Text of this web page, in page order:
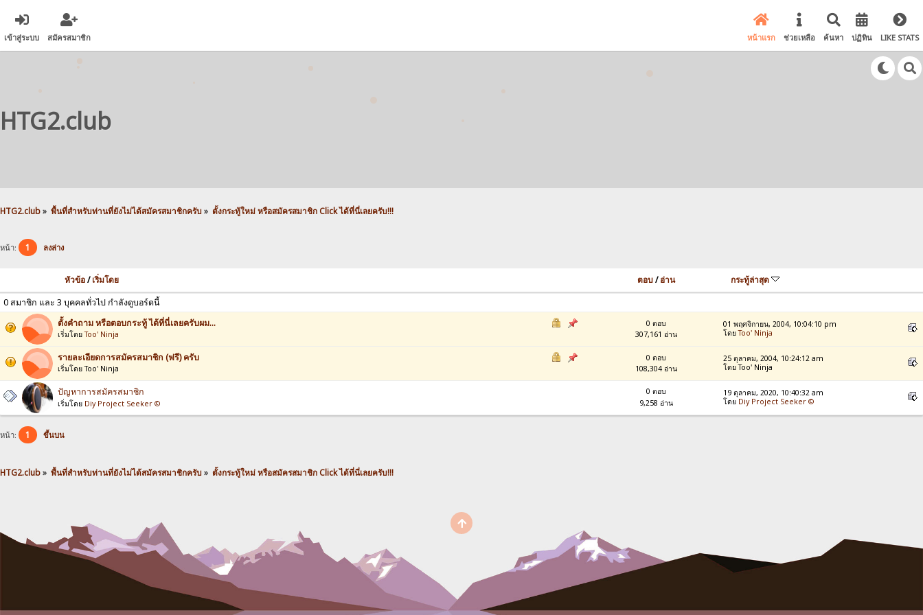
เข้าสู่ระบบ สมัครสมาชิก หน้าแรก ช่วยเหลือ ค้นหา ปฏิทิน LIKE STATS
HTG2.club
HTG2.club» พื้นที่สำหรับท่านที่ยังไม่ได้สมัครสมาชิกครับ» ตั้งกระทู้ใหม่ หรือสมัครสมาชิก Click ได้ที่นี่เลยครับ!!!
หน้า: 1 ลงล่าง
หัวข้อ/เริ่มโดย ตอบ/อ่าน
กระทู้ล่าสุด
0 สมาชิก และ 3 บุคคลทั่วไป กำลังดูบอร์ดนี้
ตั้งคำถาม หรือตอบกระทู้ ได้ที่นี่เลยครับผม...
เริ่มโดยToo' Ninja
0 ตอบ
307,161 อ่าน
01 พฤศจิกายน, 2004, 10:04:10 pm
โดยToo' Ninja
รายละเอียดการสมัครสมาชิก (ฟรี) ครับ
เริ่มโดย Too' Ninja
0 ตอบ
108,304 อ่าน
25 ตุลาคม, 2004, 10:24:12 am
โดย Too' Ninja
ปัญหาการสมัครสมาชิก
เริ่มโดย Diy Project Seeker ©
0 ตอบ
9,258 อ่าน
19 ตุลาคม, 2020, 10:40:32 am
โดย Diy Project Seeker ©
หน้า: 1 ขึ้นบน
HTG2.club» พื้นที่สำหรับท่านที่ยังไม่ได้สมัครสมาชิกครับ» ตั้งกระทู้ใหม่ หรือสมัครสมาชิก Click ได้ที่นี่เลยครับ!!!